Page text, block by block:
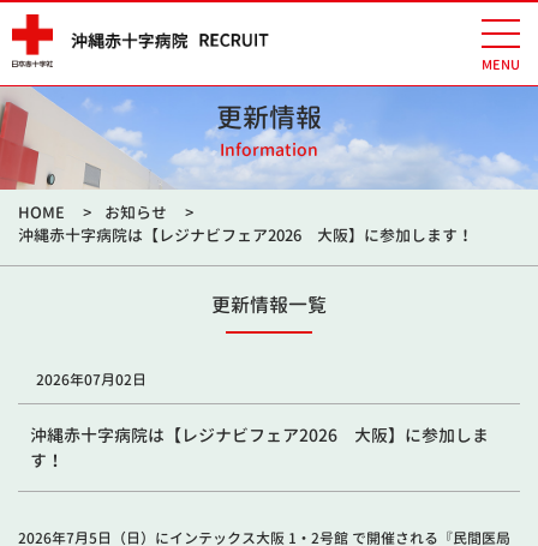
更新情報
Information
HOME
お知らせ
沖縄赤十字病院は【レジナビフェア2026 大阪】に参加します！
更新情報一覧
2026年07月02日
沖縄赤十字病院は【レジナビフェア2026 大阪】に参加しま
す！
2026年7月5日（日）にインテックス大阪 1・2号館 で開催される『民間医局